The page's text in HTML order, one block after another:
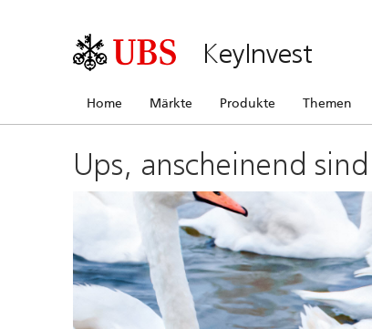
KeyInvest
Home Märkte Produkte Themen
Ups, anscheinend